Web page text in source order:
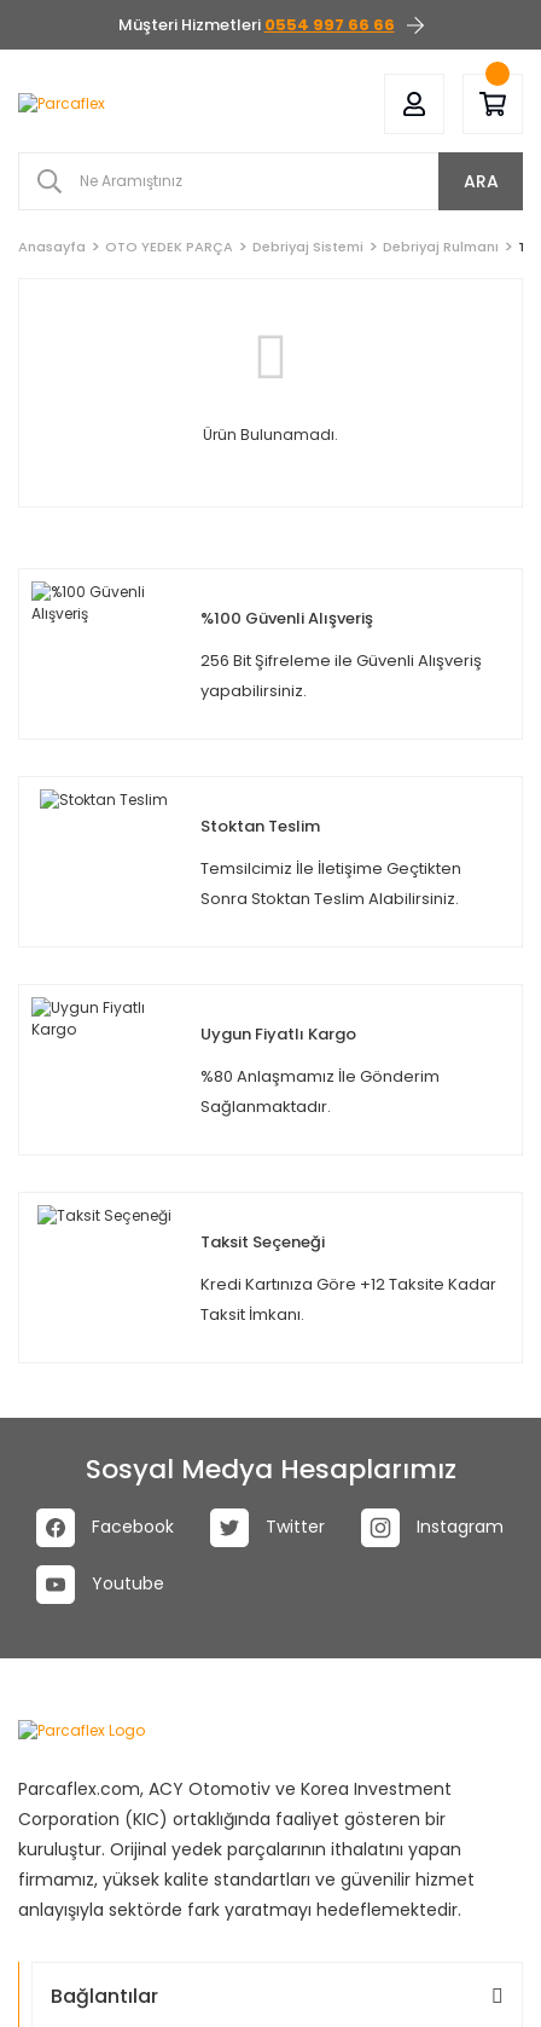
Müşteri Hizmetleri 0554 997 66 66
ARA
Anasayfa OTO YEDEK PARÇA Debriyaj Sistemi Debriyaj Rulmanı
Ürün Bulunamadı.
%100 Güvenli Alışveriş
256 Bit Şifreleme ile Güvenli Alışveriş
yapabilirsiniz.
Stoktan Teslim
Temsilcimiz İle İletişime Geçtikten
Sonra Stoktan Teslim Alabilirsiniz.
Uygun Fiyatlı Kargo
%80 Anlaşmamız İle Gönderim
Sağlanmaktadır.
Taksit Seçeneği
Kredi Kartınıza Göre +12 Taksite Kadar
Taksit İmkanı.
Sosyal Medya Hesaplarımız
Facebook Twitter Instagram
Youtube
Parcaflex.com, ACY Otomotiv ve Korea Investment
Corporation (KIC) ortaklığında faaliyet gösteren bir
kuruluştur. Orijinal yedek parçalarının ithalatını yapan
firmamız, yüksek kalite standartları ve güvenilir hizmet
anlayışıyla sektörde fark yaratmayı hedeflemektedir.
Bağlantılar